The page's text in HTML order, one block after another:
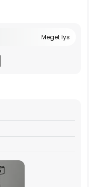
Meget lys